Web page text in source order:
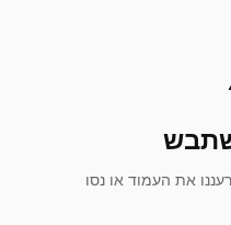
את העמוד או נסו